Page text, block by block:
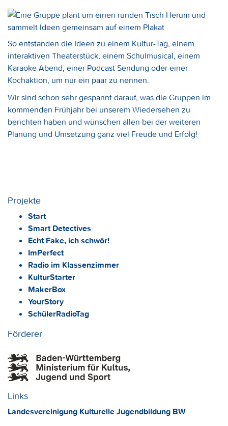
So entstanden die Ideen zu einem Kultur-Tag, einem
interaktiven Theaterstück, einem Schulmusical, einem
Karaoke Abend, einer Podcast Sendung oder einer
Kochaktion, um nur ein paar zu nennen.
Wir sind schon sehr gespannt darauf, was die Gruppen im
kommenden Frühjahr bei unserem Wiedersehen zu
berichten haben und wünschen allen bei der weiteren
Planung und Umsetzung ganz viel Freude und Erfolg!
Projekte
Start
Smart Detectives
Echt Fake, ich schwör!
ImPerfect
Radio im Klassenzimmer
KulturStarter
MakerBox
YourStory
SchülerRadioTag
Förderer
Links
Landesvereinigung Kulturelle Jugendbildung BW